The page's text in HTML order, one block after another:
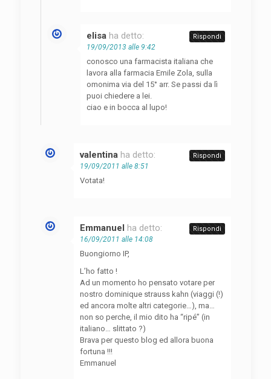
elisa ha detto:
19/09/2013 alle 9:42
conosco una farmacista italiana che
lavora alla farmacia Emile Zola, sulla
omonima via del 15° arr. Se passi da lì
puoi chiedere a lei.
ciao e in bocca al lupo!
Rispondi
valentina ha detto:
19/09/2011 alle 8:51
Votata!
Rispondi
Emmanuel ha detto:
16/09/2011 alle 14:08
Buongiorno IP,
L’ho fatto !
Ad un momento ho pensato votare per
nostro dominique strauss kahn (viaggi (!)
ed ancora molte altri categorie…), ma…
non so perche, il mio dito ha “ripé” (in
italiano… slittato ?)
Brava per questo blog ed allora buona
fortuna !!!
Emmanuel
Rispondi